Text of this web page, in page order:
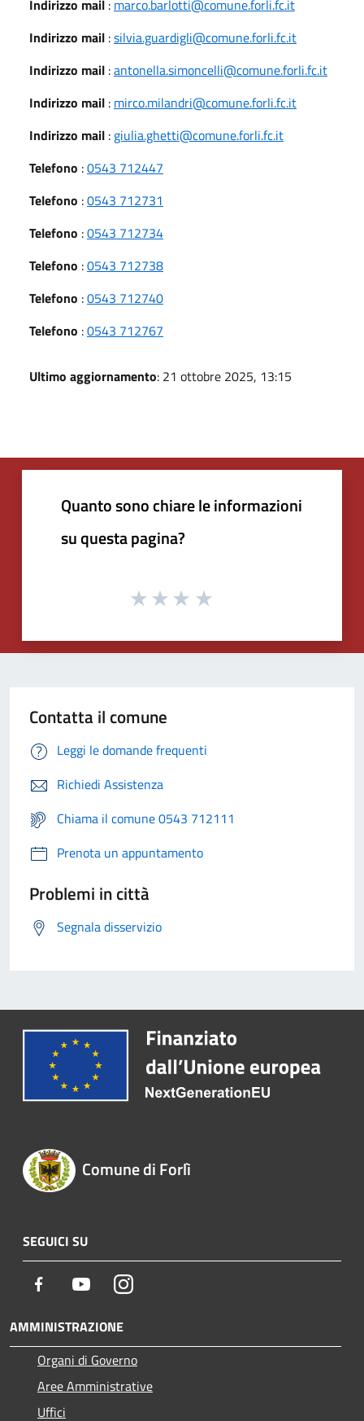
Indirizzo mail : marco.barlotti@comune.forli.fc.it
Indirizzo mail :silvia.guardigli@comune.forli.fc.it
Indirizzo mail :antonella.simoncelli@comune.forli.fc.it
Indirizzo mail : mirco.milandri@comune.forli.fc.it
Indirizzo mail : giulia.ghetti@comune.forli.fc.it
Telefono :0543 712447
Telefono :0543 712731
Telefono :0543 712734
Telefono :0543 712738
Telefono :0543 712740
Telefono :0543 712767
Ultimo aggiornamento: 21 ottobre 2025, 13:15
Quanto sono chiare le informazioni
su questa pagina?
Contatta il comune
Leggi le domande frequenti
Richiedi Assistenza
Chiama il comune 0543 712111
Prenota un appuntamento
Problemi in città
Segnala disservizio
Comune di Forlì
SEGUICI SU
Facebook YoutubeInstagram
AMMINISTRAZIONE
Organi di Governo
Aree Amministrative
Uffici